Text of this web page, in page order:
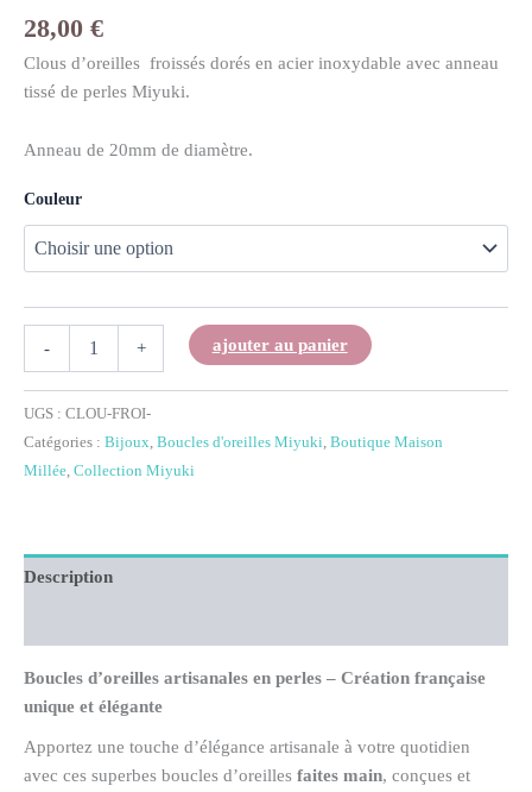
28,00 €
Clous d’oreilles froissés dorés en acier inoxydable avec anneau
tissé de perles Miyuki.
Anneau de 20mm de diamètre.
Couleur
- + ajouter au panier
UGS : CLOU-FROI-
Catégories : Bijoux Boucles d'oreilles Miyuki Boutique Maison
Millée Collection Miyuki
Description
Boucles d’oreilles artisanales en perles – Création française
unique et élégante
Apportez une touche d’élégance artisanale à votre quotidien
avec ces superbes boucles d’oreilles faites main, conçues et